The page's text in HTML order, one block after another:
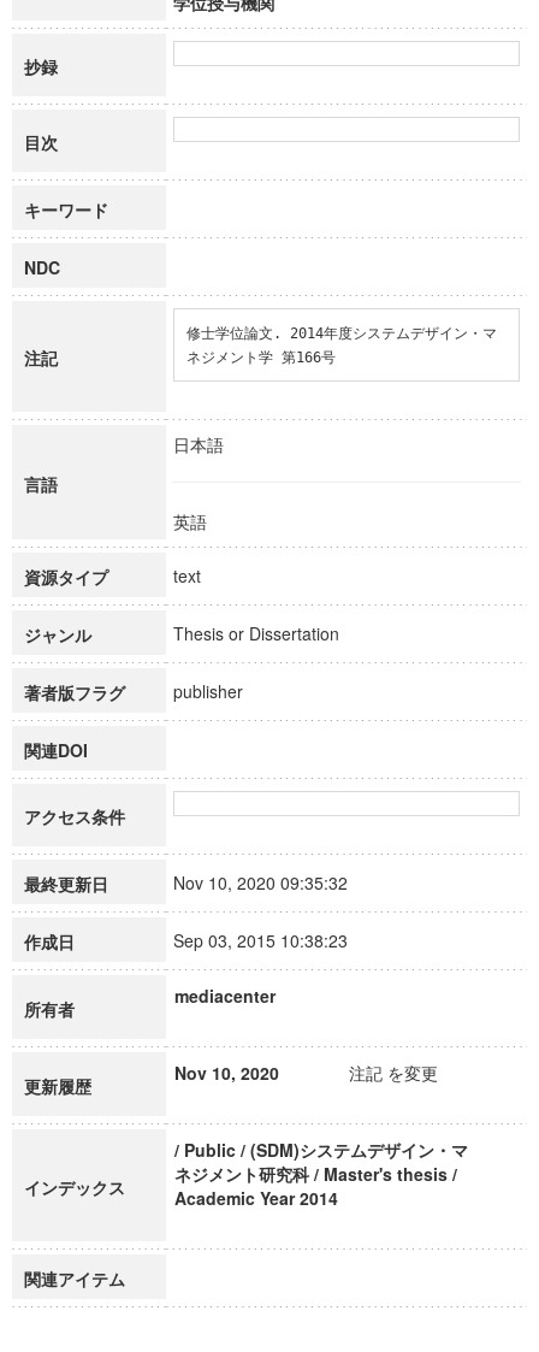
抄録
目次
キーワード
NDC
注記
修士学位論文. 2014年度システムデザイン・マ
ネジメント学 第166号
言語
日本語
英語
資源タイプ text
ジャンル Thesis or Dissertation
著者版フラグ publisher
関連DOI
アクセス条件
最終更新日 Nov 10, 2020 09:35:32
作成日 Sep 03, 2015 10:38:23
所有者
mediacenter
更新履歴
Nov 10, 2020 注記 を変更
インデックス
/ Public / (SDM)システムデザイン・マ
ネジメント研究科 / Master's thesis /
Academic Year 2014
関連アイテム